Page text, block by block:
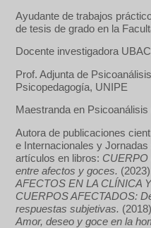
Ayudante de trabajos
de tesis de grado en la
Docente investigadora
Prof. Adjunta de
Psicopedagogía, UNIPE
Maestranda en
Autora de publicaciones
e Internacionales y
artículos en libros: CUERPO
entre afectos y goces.
AFECTOS EN LA CLÍNICA
CUERPOS AFECTADOS:
respuestas subjetivas.
Amor, deseo y goce en la